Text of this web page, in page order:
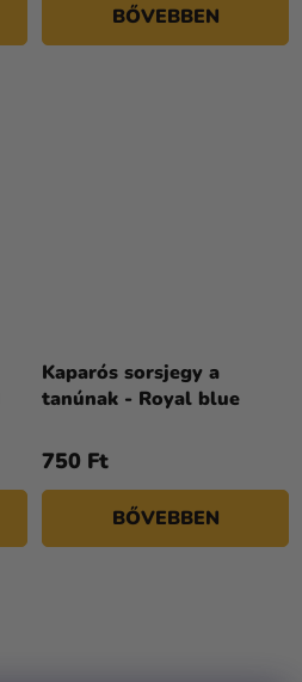
BŐVEBBEN
Kaparós sorsjegy a
tanúnak - Royal blue
750 Ft
BŐVEBBEN